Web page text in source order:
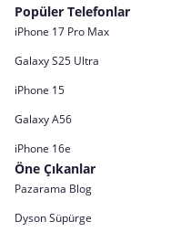
Popüler Telefonlar
iPhone 17 Pro Max
Galaxy S25 Ultra
iPhone 15
Galaxy A56
iPhone 16e
Öne Çıkanlar
Pazarama Blog
Dyson Süpürge